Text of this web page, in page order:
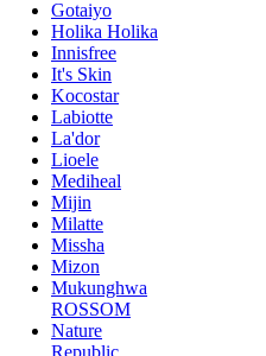
Gotaiyo
Holika Holika
Innisfree
It's Skin
Kocostar
Labiotte
La'dor
Lioele
Mediheal
Mijin
Milatte
Missha
Mizon
Mukunghwa
ROSSOM
Nature
Republic